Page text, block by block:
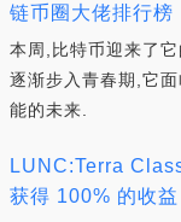
链币圈大佬排行榜
本周,比特币迎来了
逐渐步入青春期,它
能的未来.
LUNC:Terra
获得 100% 的收